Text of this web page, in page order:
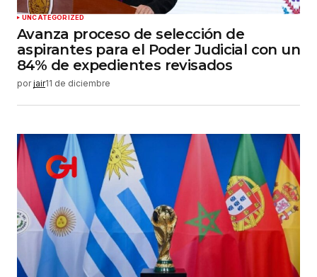
UNCATEGORIZED
Avanza proceso de selección de
aspirantes para el Poder Judicial con un
84% de expedientes revisados
por jair11 de diciembre